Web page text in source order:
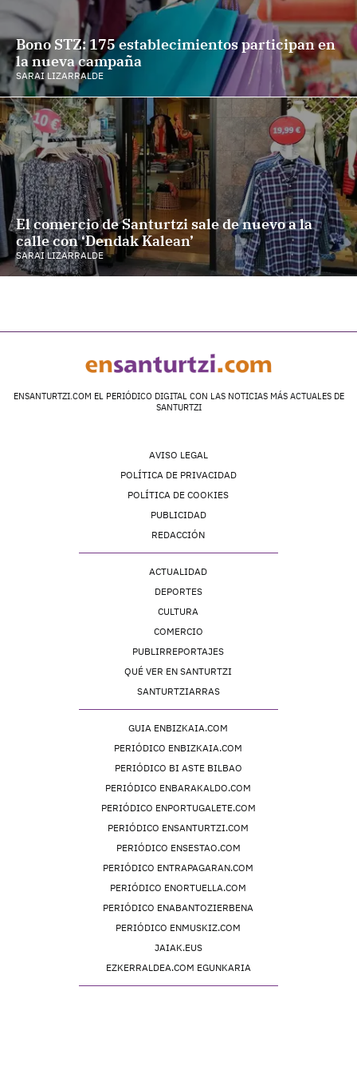
Bono STZ: 175 establecimientos participan en
la nueva campaña
SARAI LIZARRALDE
El comercio de Santurtzi sale de nuevo a la
calle con ‘Dendak Kalean’
SARAI LIZARRALDE
ENSANTURTZI.COM EL PERIÓDICO DIGITAL CON LAS NOTICIAS MÁS ACTUALES DE
SANTURTZI
AVISO LEGAL
POLÍTICA DE PRIVACIDAD
POLÍTICA DE COOKIES
PUBLICIDAD
REDACCIÓN
ACTUALIDAD
DEPORTES
CULTURA
COMERCIO
PUBLIRREPORTAJES
QUÉ VER EN SANTURTZI
SANTURTZIARRAS
GUIA ENBIZKAIA.COM
PERIÓDICO ENBIZKAIA.COM
PERIÓDICO BI ASTE BILBAO
PERIÓDICO ENBARAKALDO.COM
PERIÓDICO ENPORTUGALETE.COM
PERIÓDICO ENSANTURTZI.COM
PERIÓDICO ENSESTAO.COM
PERIÓDICO ENTRAPAGARAN.COM
PERIÓDICO ENORTUELLA.COM
PERIÓDICO ENABANTOZIERBENA
PERIÓDICO ENMUSKIZ.COM
JAIAK.EUS
EZKERRALDEA.COM EGUNKARIA